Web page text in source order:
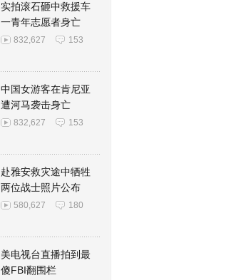
实拍滚石砸中救援车
一青年志愿者身亡
832,627 153
中国女游客在肯尼亚
遭河马袭击身亡
832,627 153
赴雅安救灾途中牺牲
两位战士照片公布
580,627 180
美电视台直播拍到最
傻FBI翻围栏